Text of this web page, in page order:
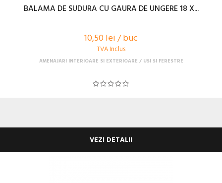
BALAMA DE SUDURA CU GAURA DE UNGERE 18 X...
10,50 lei / buc
TVA Inclus
AMENAJARI INTERIOARE SI EXTERIOARE USI SI FERESTRE
VEZI DETALII